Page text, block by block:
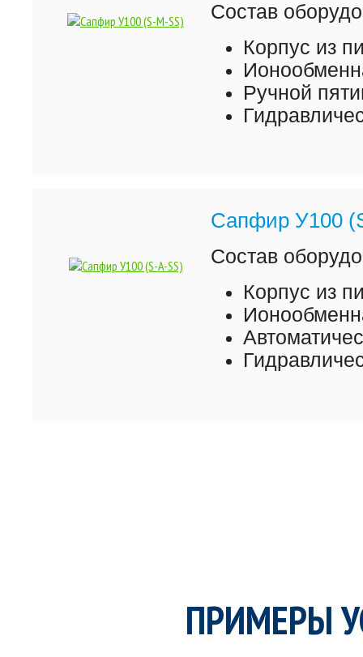
Состав
Корпус из
Ручной
Сапфир У100
Состав
Корпус из
ПРИМЕРЫ